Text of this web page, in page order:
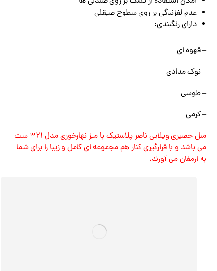
عدم لغزندگی بر روی سطوح صیقلی
دارای رنگبندی:
– قهوه ای
– نوک مدادی
– طوسی
– کرمی
مبل حصیری ویلایی ناصر پلاستیک با میز نهارخوری مدل 321 ست
می باشد و با قرارگیری کنار هم مجموعه ای کامل و زیبا را برای شما
به ارمغان می آورند.